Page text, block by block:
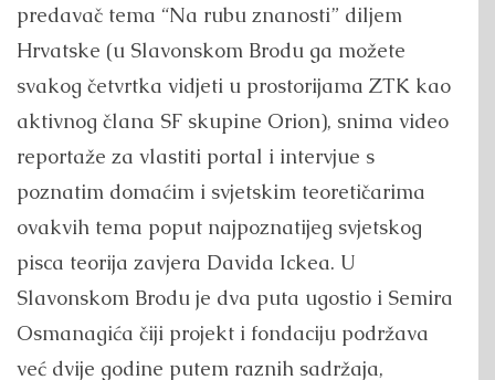
predavač tema “Na rubu znanosti” diljem
Hrvatske (u Slavonskom Brodu ga možete
svakog četvrtka vidjeti u prostorijama ZTK kao
aktivnog člana SF skupine Orion), snima video
reportaže za vlastiti portal i intervjue s
poznatim domaćim i svjetskim teoretičarima
ovakvih tema poput najpoznatijeg svjetskog
pisca teorija zavjera Davida Ickea. U
Slavonskom Brodu je dva puta ugostio i Semira
Osmanagića čiji projekt i fondaciju podržava
već dvije godine putem raznih sadržaja,